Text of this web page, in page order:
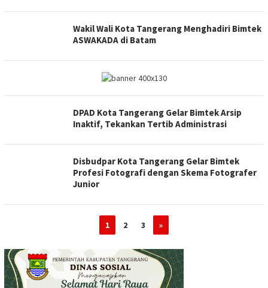
Wakil Wali Kota Tangerang Menghadiri Bimtek
ASWAKADA di Batam
DPAD Kota Tangerang Gelar Bimtek Arsip
Inaktif, Tekankan Tertib Administrasi
Disbudpar Kota Tangerang Gelar Bimtek
Profesi Fotografi dengan Skema Fotografer
Junior
1 2 3 »